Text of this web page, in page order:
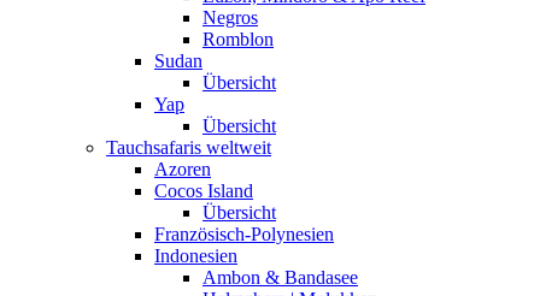
Negros
Romblon
Sudan
Übersicht
Yap
Übersicht
Tauchsafaris weltweit
Azoren
Cocos Island
Übersicht
Französisch-Polynesien
Indonesien
Ambon & Bandasee